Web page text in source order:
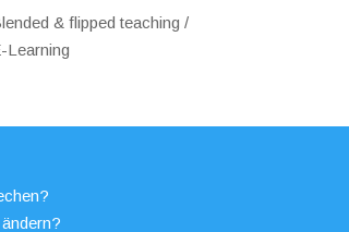
& flipped teaching /
Learning